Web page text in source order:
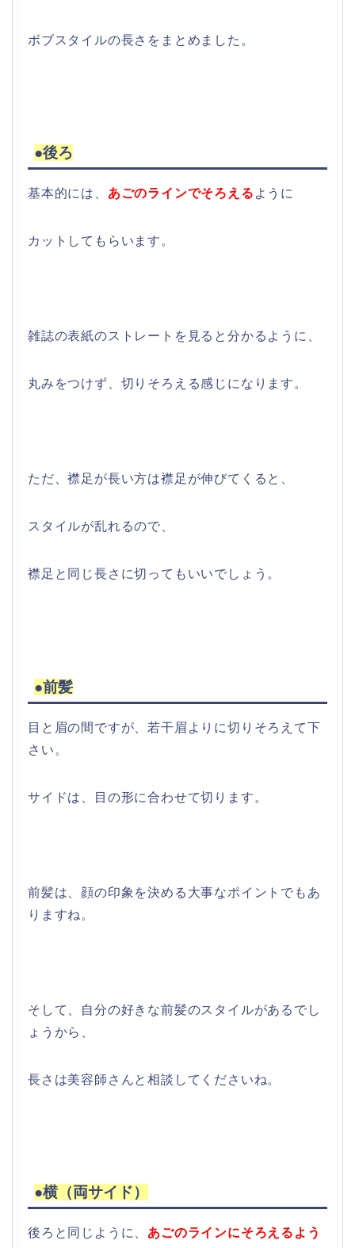
ボブスタイルの長さをまとめました。
●後ろ
基本的には、 あごのラインでそろえる ように
カットしてもらいます。
雑誌の表紙のストレートを見ると分かるように、
丸みをつけず、切りそろえる感じになります。
ただ、襟足が長い方は襟足が伸びてくると、
スタイルが乱れるので、
襟足と同じ長さに切ってもいいでしょう。
●前髪
目と眉の間ですが、若干眉よりに切りそろえて下
さい。
サイドは、目の形に合わせて切ります。
前髪は、顔の印象を決める大事なポイントでもあ
りますね。
そして、自分の好きな前髪のスタイルがあるでし
ょうから、
長さは美容師さんと相談してくださいね。
●横（両サイド）
後ろと同じように、 あごのラインにそろえるよう